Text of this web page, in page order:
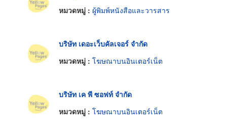
หมวดหมู่ : ผู้พิมพ์หนังสือและวารสาร
บริษัท เดอะเว็บคัลเจอร์ จำกัด
หมวดหมู่ : โฆษณาบนอินเตอร์เน็ต
บริษัท เค พี ซอฟท์ จำกัด
หมวดหมู่ : โฆษณาบนอินเตอร์เน็ต